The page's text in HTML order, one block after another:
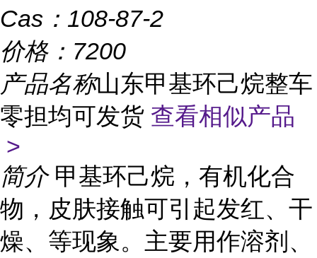
Cas： 108-87-2
价格： 7200
产品名称山东甲基环己烷整车
零担均可发货 查看相似产品
>
简介 甲基环己烷，有机化合
物，皮肤接触可引起发红、干
燥、等现象。主要用作溶剂、